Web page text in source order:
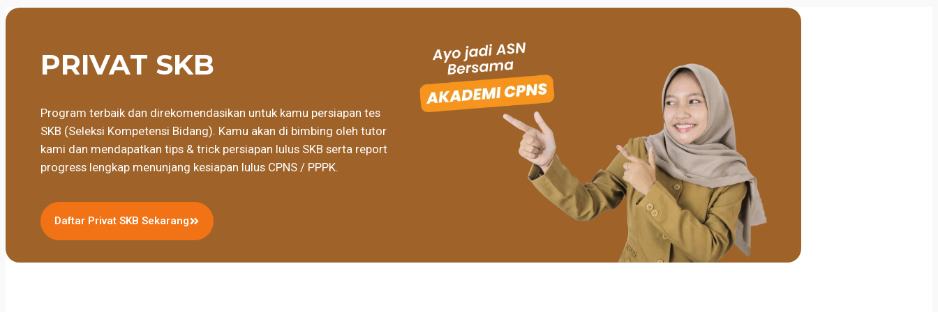
PRIVAT SKB
Program terbaik dan direkomendasikan untuk kamu persiapan tes
SKB (Seleksi Kompetensi Bidang). Kamu akan di bimbing oleh tutor
kami dan mendapatkan tips & trick persiapan lulus SKB serta report
progress lengkap menunjang kesiapan lulus CPNS / PPPK.
Daftar Privat SKB Sekarang